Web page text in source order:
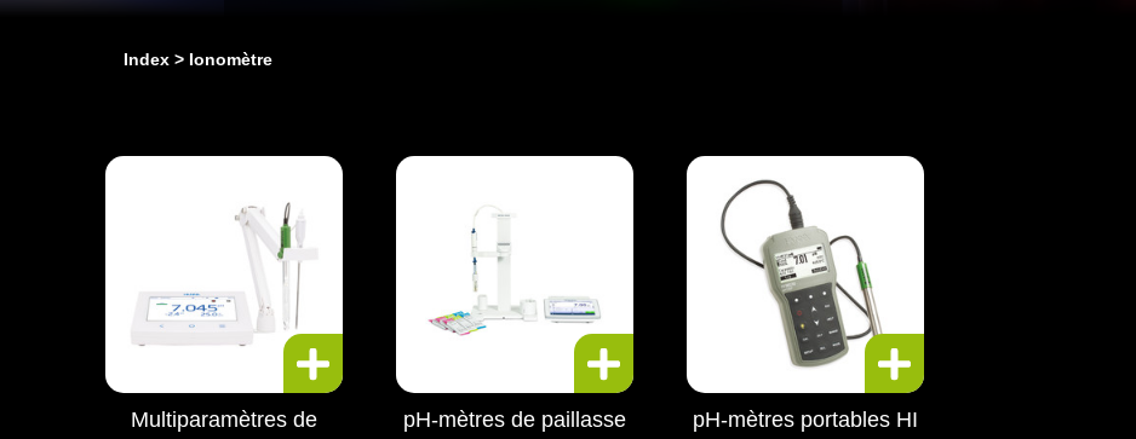
Index Ionomètre
Multiparamètres de
pH-mètres de paillasse
pH-mètres portables HI